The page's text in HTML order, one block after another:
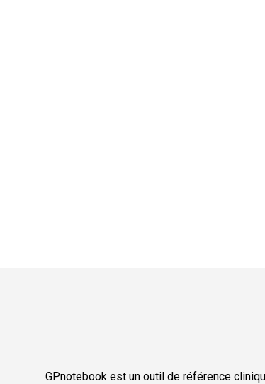
GPnotebook est un outil de référence